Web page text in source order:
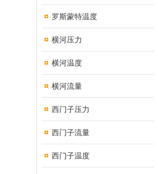
罗斯蒙特温度
横河压力
横河温度
横河流量
西门子压力
西门子流量
西门子温度